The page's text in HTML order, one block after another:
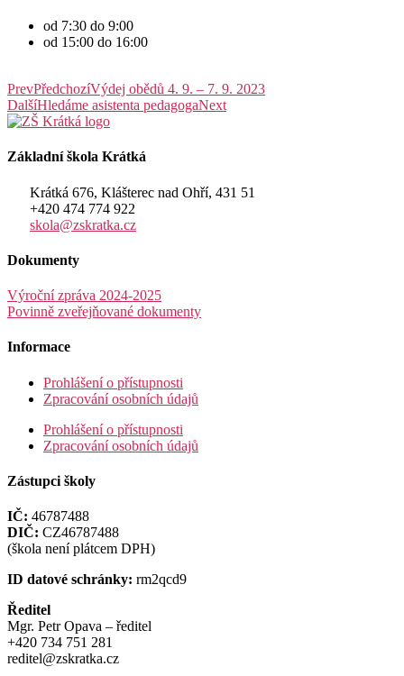
od 7:30 do 9:00
od 15:00 do 16:00
PrevPředchozíVýdej obědů 4. 9. – 7. 9. 2023
DalšíHledáme asistenta pedagogaNext
Základní škola Krátká
Krátká 676, Klášterec nad Ohří, 431 51
+420 474 774 922
skola@zskratka.cz
Dokumenty
Výroční zpráva 2024-2025
Povinně zveřejňované dokumenty
Informace
Prohlášení o přístupnosti
Zpracování osobních údajů
Prohlášení o přístupnosti
Zpracování osobních údajů
Zástupci školy
IČ: 46787488
DIČ: CZ46787488
(škola není plátcem DPH)
ID datové schránky: rm2qcd9
Ředitel
Mgr. Petr Opava – ředitel
+420 734 751 281
reditel@zskratka.cz